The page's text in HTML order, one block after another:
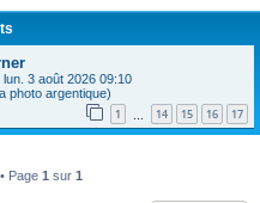
lun. 3 août 2026 09:10
photo argentique)
1 14 15 16 17
Page 1 sur 1